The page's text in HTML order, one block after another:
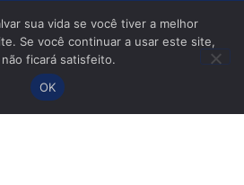
de um ROV
Ler mais »
águas turvas:
sua vida se você tiver a melhor
Se você continuar a usar este site,
ficará satisfeito.
OK